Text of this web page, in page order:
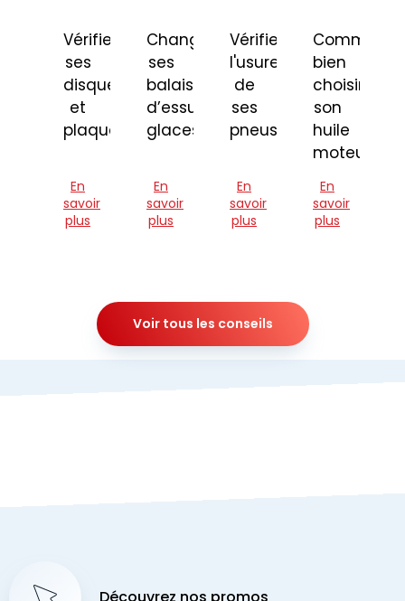
Vérifier
ses
disques
et
plaquettes
En
savoir
plus
Changer
ses
balais
d’essuie-
glaces
En
savoir
plus
Vérifier
l'usure
de
ses
pneus
En
savoir
plus
Comment
bien
choisir
son
huile
moteur
En
savoir
plus
Voir tous les conseils
Découvrez nos promos